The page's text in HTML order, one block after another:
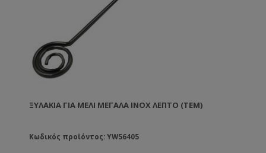
ΞΥΛΆΚΙΑ ΓΙΑ ΜΈΛΙ ΜΕΓΆΛΑ INOX ΛΕΠΤΌ (ΤΕΜ)
Κωδικός προϊόντος: YW56405